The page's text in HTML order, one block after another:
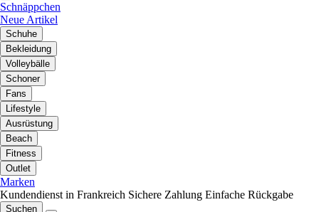
Schnäppchen
Neue Artikel
Schuhe
Bekleidung
Volleybälle
Schoner
Fans
Lifestyle
Ausrüstung
Beach
Fitness
Outlet
Marken
Kundendienst in Frankreich Sichere Zahlung Einfache Rückgabe
Suchen